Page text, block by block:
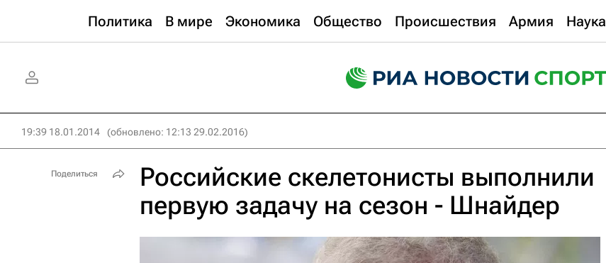
Политика В мире Экономика Общество Происшествия Армия Наука
19:39 18.01.2014 (обновлено: 12:13 29.02.2016)
Российские скелетонисты выполнили
первую задачу на сезон - Шнайдер
Поделиться